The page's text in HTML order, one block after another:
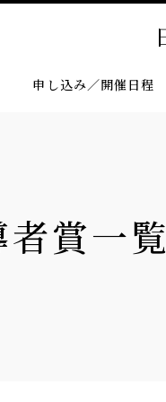
申し込み／開催日程
賞一覧